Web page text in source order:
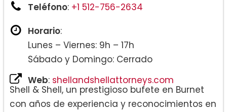
Teléfono: +1 512-756-2634
Horario:
Lunes – Viernes: 9h – 17h
Sábado y Domingo: Cerrado
Web: shellandshellattorneys.com
Shell & Shell, un prestigioso bufete en Burnet
con años de experiencia y reconocimientos en